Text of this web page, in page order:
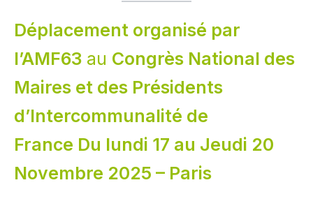
Déplacement organisé par
l’AMF63 au Congrès National des
Maires et des Présidents
d’Intercommunalité de
France Du lundi 17 au Jeudi 20
Novembre 2025 – Paris